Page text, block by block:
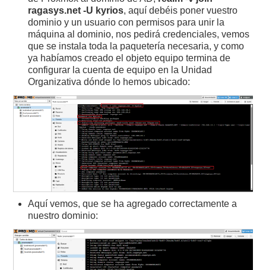
ragasys.net -U kyrios, aquí debéis poner vuestro
dominio y un usuario con permisos para unir la
máquina al dominio, nos pedirá credenciales, vemos
que se instala toda la paquetería necesaria, y como
ya habíamos creado el objeto equipo termina de
configurar la cuenta de equipo en la Unidad
Organizativa dónde lo hemos ubicado:
Aquí vemos, que se ha agregado correctamente a
nuestro dominio: